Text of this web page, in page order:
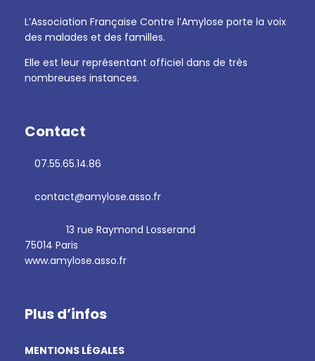
L’Association Française Contre l’Amylose porte la voix
des malades et des familles.
Elle est leur représentant officiel dans de très
nombreuses instances.
Contact
07.55.65.14.86
contact@amylose.asso.fr
13 rue Raymond Losserand
75014 Paris
www.amylose.asso.fr
Plus d’infos
MENTIONS LÉGALES